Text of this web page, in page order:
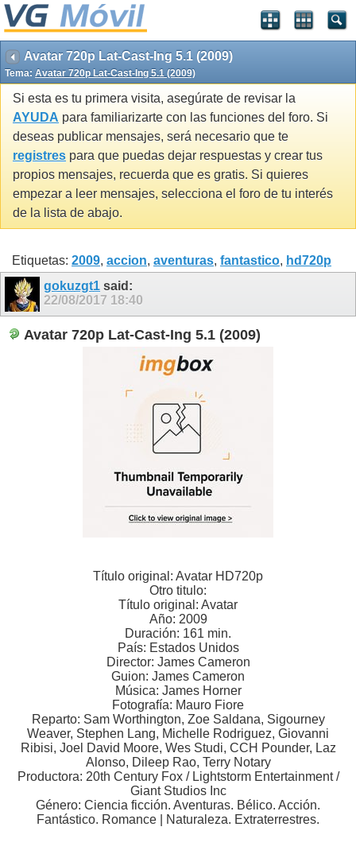
Avatar 720p Lat-Cast-Ing 5.1 (2009)
Tema: Avatar 720p Lat-Cast-Ing 5.1 (2009)
Si esta es tu primera visita, asegúrate de revisar la
AYUDA para familiarizarte con las funciones del foro. Si
deseas publicar mensajes, será necesario que te
registres para que puedas dejar respuestas y crear tus
propios mensajes, recuerda que es gratis. Si quieres
empezar a leer mensajes, selecciona el foro de tu interés
de la lista de abajo.
Etiquetas: 2009, accion, aventuras, fantastico, hd720p
gokuzgt1 said:
22/08/2017 18:40
Avatar 720p Lat-Cast-Ing 5.1 (2009)
Título original: Avatar HD720p
Otro titulo:
Título original: Avatar
Año: 2009
Duración: 161 min.
País: Estados Unidos
Director: James Cameron
Guion: James Cameron
Música: James Horner
Fotografía: Mauro Fiore
Reparto: Sam Worthington, Zoe Saldana, Sigourney
Weaver, Stephen Lang, Michelle Rodriguez, Giovanni
Ribisi, Joel David Moore, Wes Studi, CCH Pounder, Laz
Alonso, Dileep Rao, Terry Notary
Productora: 20th Century Fox / Lightstorm Entertainment /
Giant Studios Inc
Género: Ciencia ficción. Aventuras. Bélico. Acción.
Fantástico. Romance | Naturaleza. Extraterrestres.